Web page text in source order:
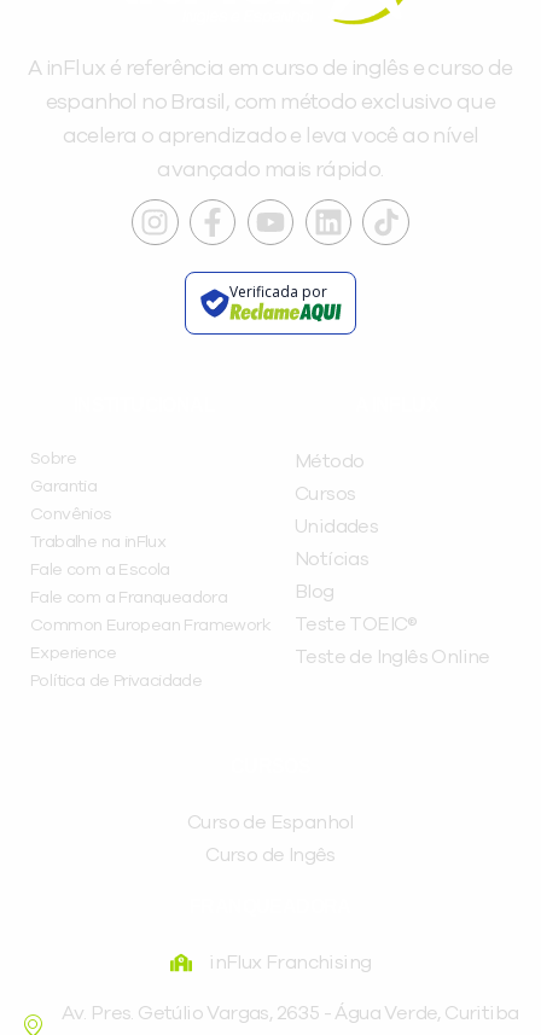
A inFlux é referência em curso de inglês e curso de
espanhol no Brasil, com método exclusivo que
acelera o aprendizado e leva você ao nível
avançado mais rápido.
Verificada por
Sobre
Garantia
Convênios
Trabalhe na inFlux
Fale com a Escola
Fale com a Franqueadora
Common European Framework
Experience
Política de Privacidade
Método
Cursos
Unidades
Notícias
Blog
Teste TOEIC®
Teste de Inglês Online
Curso de Espanhol
Curso de Ingês
inFlux Franchising
Av. Pres. Getúlio Vargas, 2635 - Água Verde, Curitiba